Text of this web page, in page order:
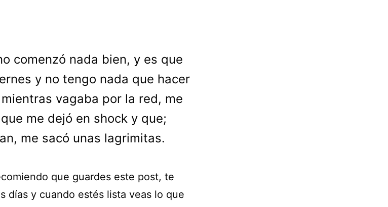
comenzó nada bien, y es que
y no tengo nada que hacer
vagaba por la red, me
me dejó en shock y que;
me sacó unas lagrimitas.
que guardes este post, te
días y cuando estés lista veas lo que